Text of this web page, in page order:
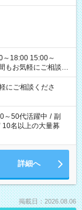
にご相談くださ
～50代活躍中 / 副
10名以上の大量募
詳細へ
掲載日：2026.08.06